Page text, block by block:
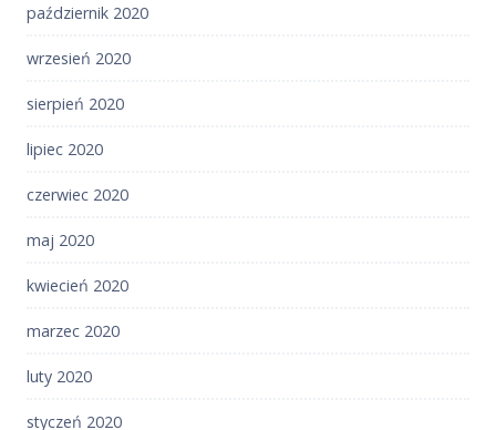
październik 2020
wrzesień 2020
sierpień 2020
lipiec 2020
czerwiec 2020
maj 2020
kwiecień 2020
marzec 2020
luty 2020
styczeń 2020